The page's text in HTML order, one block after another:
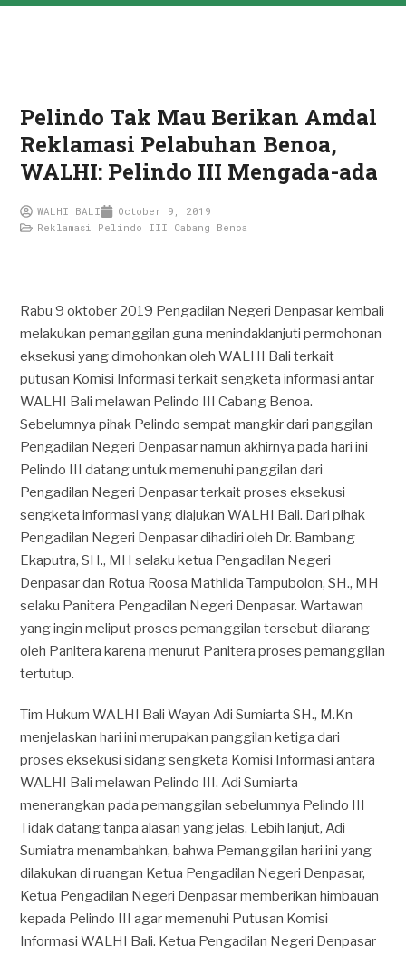
Pelindo Tak Mau Berikan Amdal
Reklamasi Pelabuhan Benoa,
WALHI: Pelindo III Mengada-ada
WALHI BALI
October 9, 2019
Reklamasi Pelindo III Cabang Benoa
Rabu 9 oktober 2019 Pengadilan Negeri Denpasar kembali
melakukan pemanggilan guna menindaklanjuti permohonan
eksekusi yang dimohonkan oleh WALHI Bali terkait
putusan Komisi Informasi terkait sengketa informasi antar
WALHI Bali melawan Pelindo III Cabang Benoa.
Sebelumnya pihak Pelindo sempat mangkir dari panggilan
Pengadilan Negeri Denpasar namun akhirnya pada hari ini
Pelindo III datang untuk memenuhi panggilan dari
Pengadilan Negeri Denpasar terkait proses eksekusi
sengketa informasi yang diajukan WALHI Bali. Dari pihak
Pengadilan Negeri Denpasar dihadiri oleh Dr. Bambang
Ekaputra, SH., MH selaku ketua Pengadilan Negeri
Denpasar dan Rotua Roosa Mathilda Tampubolon, SH., MH
selaku Panitera Pengadilan Negeri Denpasar. Wartawan
yang ingin meliput proses pemanggilan tersebut dilarang
oleh Panitera karena menurut Panitera proses pemanggilan
tertutup.
Tim Hukum WALHI Bali Wayan Adi Sumiarta SH., M.Kn
menjelaskan hari ini merupakan panggilan ketiga dari
proses eksekusi sidang sengketa Komisi Informasi antara
WALHI Bali melawan Pelindo III. Adi Sumiarta
menerangkan pada pemanggilan sebelumnya Pelindo III
Tidak datang tanpa alasan yang jelas. Lebih lanjut, Adi
Sumiatra menambahkan, bahwa Pemanggilan hari ini yang
dilakukan di ruangan Ketua Pengadilan Negeri Denpasar,
Ketua Pengadilan Negeri Denpasar memberikan himbauan
kepada Pelindo III agar memenuhi Putusan Komisi
Informasi WALHI Bali. Ketua Pengadilan Negeri Denpasar